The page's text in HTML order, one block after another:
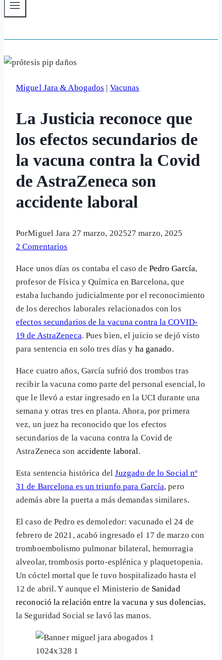
Miguel Jara & Abogados | Vacunas
La Justicia reconoce que
los efectos secundarios de
la vacuna contra la Covid
de AstraZeneca son
accidente laboral
PorMiguel Jara 27 marzo, 202527 marzo, 2025
2 Comentarios
Hace unos días os contaba el caso de Pedro García,
profesor de Física y Química en Barcelona, que
estaba luchando judicialmente por el reconocimiento
de los derechos laborales relacionados con los
efectos secundarios de la vacuna contra la COVID-
19 de AstraZeneca. Pues bien, el juicio se dejó visto
para sentencia en solo tres días y ha ganado.
Hace cuatro años, García sufrió dos trombos tras
recibir la vacuna como parte del personal esencial, lo
que le llevó a estar ingresado en la UCI durante una
semana y otras tres en planta. Ahora, por primera
vez, un juez ha reconocido que los efectos
secundarios de la vacuna contra la Covid de
AstraZeneca son accidente laboral.
Esta sentencia histórica del Juzgado de lo Social nº
31 de Barcelona es un triunfo para García, pero
además abre la puerta a más demandas similares.
El caso de Pedro es demoledor: vacunado el 24 de
febrero de 2021, acabó ingresado el 17 de marzo con
tromboembolismo pulmonar bilateral, hemorragia
alveolar, trombosis porto-esplénica y plaquetopenia.
Un cóctel mortal que le tuvo hospitalizado hasta el
12 de abril. Y aunque el Ministerio de Sanidad
reconoció la relación entre la vacuna y sus dolencias,
la Seguridad Social se lavó las manos.